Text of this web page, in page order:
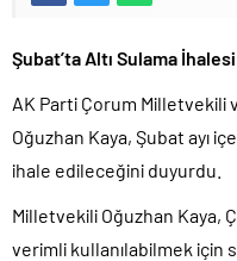
Şubat’ta Altı Sulama
AK Parti Çorum Milletvekili
Oğuzhan Kaya, Şubat ayı
ihale edileceğini duyurdu.
Milletvekili Oğuzhan Kaya,
verimli kullanılabilmek için